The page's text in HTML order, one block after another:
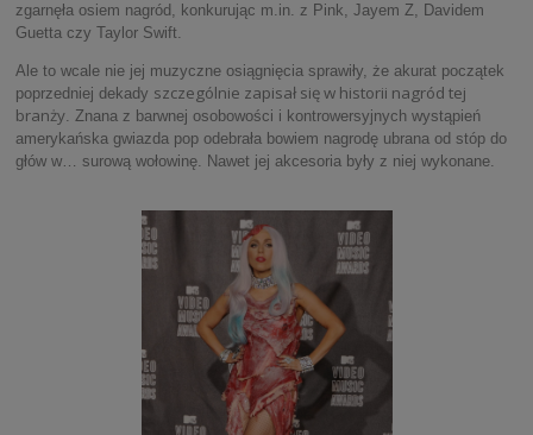
zgarnęła osiem nagród, konkurując m.in. z Pink, Jayem Z, Davidem
Guetta czy Taylor Swift.
Ale to wcale nie jej muzyczne osiągnięcia sprawiły, że akurat początek
poprzedniej dekady szczególnie zapisał się w historii nagród tej
branży. Znana z barwnej osobowości i kontrowersyjnych wystąpień
amerykańska gwiazda pop odebrała bowiem nagrodę ubrana od stóp do
głów w… surową wołowinę. Nawet jej akcesoria były z niej wykonane.